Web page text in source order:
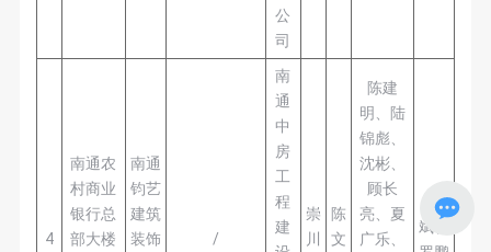
公
司
4
南通农
村商业
银行总
部大楼
南通
钧艺
建筑
装饰
/
南
通
中
房
工
程
建
崇
川
陈
文
陈建
明、陆
锦彪、
沈彬、
顾长
亮、夏
广乐、
王
斌、